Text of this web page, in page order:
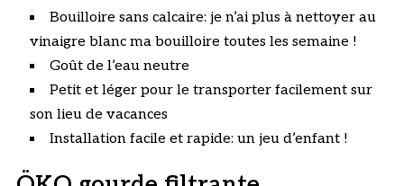
Bouilloire sans calcaire: je n’ai plus à nettoyer au
vinaigre blanc ma bouilloire toutes les semaine !
Goût de l’eau neutre
Petit et léger pour le transporter facilement sur
son lieu de vacances
Installation facile et rapide: un jeu d’enfant !